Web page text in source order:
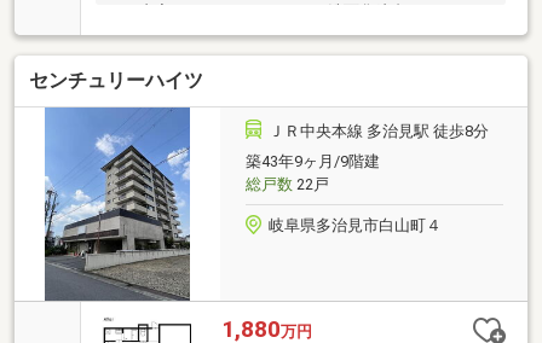
ーム内容：システムキッチン・洗面化粧台・ユニット
バス・温水洗浄便座トイレ新品交換、内窓複層ガラス
交換、シューズボックス交換、床張替、壁天井クロス
貼替、LED照明・建具交換、TVインターホン交換など
センチュリーハイツ
ＪＲ中央本線 多治見駅 徒歩8分
築43年9ヶ月/9階建
総戸数22戸
岐阜県多治見市白山町４
1,880万円